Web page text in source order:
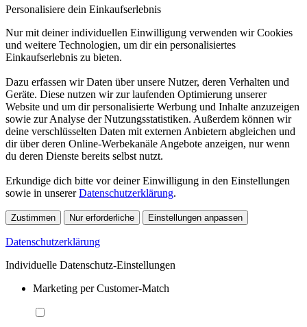
Personalisiere dein Einkaufserlebnis
Nur mit deiner individuellen Einwilligung verwenden wir Cookies
und weitere Technologien, um dir ein personalisiertes
Einkaufserlebnis zu bieten.
Dazu erfassen wir Daten über unsere Nutzer, deren Verhalten und
Geräte. Diese nutzen wir zur laufenden Optimierung unserer
Website und um dir personalisierte Werbung und Inhalte anzuzeigen
sowie zur Analyse der Nutzungsstatistiken. Außerdem können wir
deine verschlüsselten Daten mit externen Anbietern abgleichen und
dir über deren Online-Werbekanäle Angebote anzeigen, nur wenn
du deren Dienste bereits selbst nutzt.
Erkundige dich bitte vor deiner Einwilligung in den Einstellungen
sowie in unsererDatenschutzerklärung.
Zustimmen Nur erforderliche Einstellungen anpassen
Datenschutzerklärung
Individuelle Datenschutz-Einstellungen
Marketing per Customer-Match